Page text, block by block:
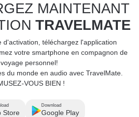
MAINTENANT
TRAVELMATE
d'activation, téléchargez l'application
votre smartphone en compagnon de
voyage personnel!
du monde en audio avec TravelMate.
VOUS BIEN !
Store
Download
Google Play